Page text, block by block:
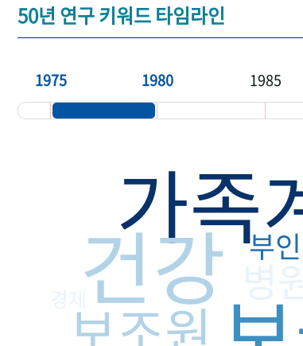
50년 연구 키워드 타임라인
1975 1980 1985
가족
건강
보조원
부인